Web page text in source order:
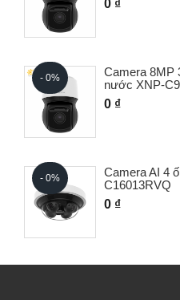
0 ₫
- 0%
Camera 8MP
nước XNP-
0 ₫
- 0%
Camera AI 4
C16013RVQ
0 ₫